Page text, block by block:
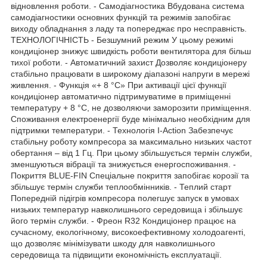
відновлення роботи. - Самодіагностика Вбудована система
самодіагностики основних функцій та режимів запобігає
виходу обладнання з ладу та попереджає про несправність.
ТЕХНОЛОГІЧНІСТЬ - Безшумний режим У цьому режимі
кондиціонер знижує швидкість роботи вентилятора для більш
тихої роботи. - Автоматичний захист Дозволяє кондиціонеру
стабільно працювати в широкому діапазоні напруги в мережі
живлення. - Функція «+ 8 °C» При активації цієї функції
кондиціонер автоматично підтримуватиме в приміщенні
температуру + 8 °C, не дозволяючи заморозити приміщення.
Споживання електроенергії буде мінімально необхідним для
підтримки температури. - Технологія I-Action Забезпечує
стабільну роботу компресора за максимально низьких частот
обертання – від 1 Гц. При цьому збільшується термін служби,
зменшуються вібрації та знижується енергоспоживання. -
Покриття BLUE-FIN Спеціальне покриття запобігає корозії та
збільшує термін служби теплообмінників. - Теплий старт
Попередній підігрів компресора полегшує запуск в умовах
низьких температур навколишнього середовища і збільшує
його термін служби. - Фреон R32 Кондиціонер працює на
сучасному, екологічному, високоефективному холодоагенті,
що дозволяє мінімізувати шкоду для навколишнього
середовища та підвищити економічність експлуатації.